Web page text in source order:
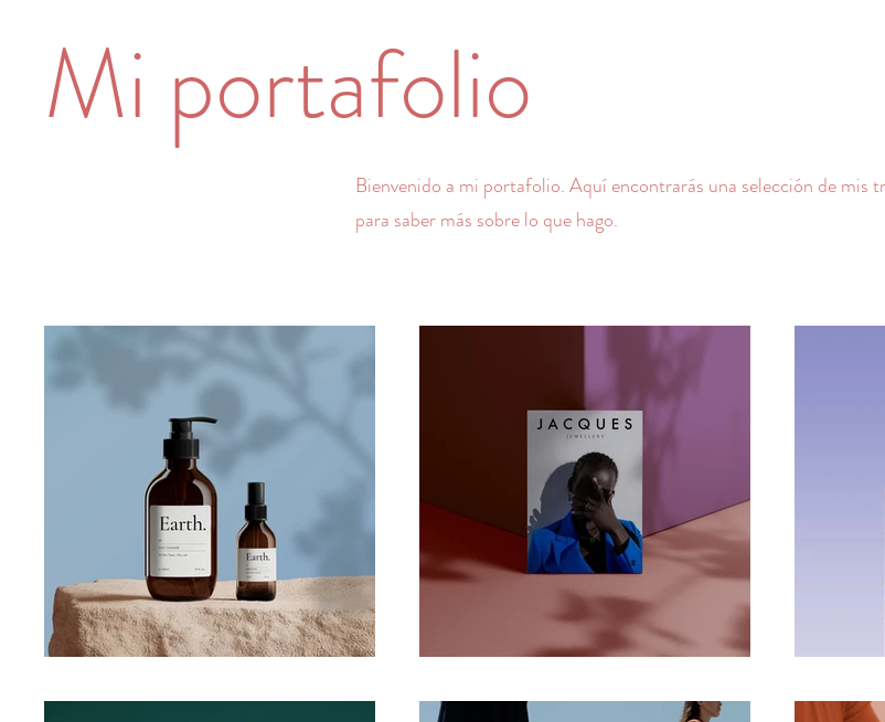
Mi portafolio
Bienvenido a mi portafolio. Aquí encontrarás una selección de mis
para saber más sobre lo que hago.